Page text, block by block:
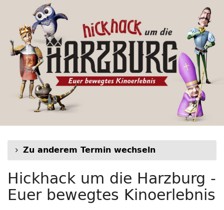
Inhalt
springen
Hickhack
um
die
Harzburg
Euer
bewegtes
Kinoerlebnis
Zu anderem Termin wechseln
Hickhack um die Harzburg -
Euer bewegtes Kinoerlebnis